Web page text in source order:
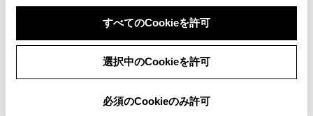
すべてのCookieを許可
選択中のCookieを許可
必須のCookieのみ許可
装備・オプション
車の種類、仕様により数値が複数ある場合とサスペンション形式などにより、ホイ